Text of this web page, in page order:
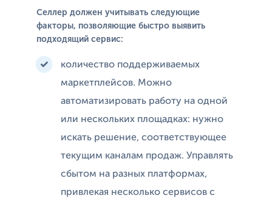
Селлер должен учитывать следующие
факторы, позволяющие быстро выявить
подходящий сервис:
количество поддерживаемых
маркетплейсов. Можно
автоматизировать работу на одной
или нескольких площадках: нужно
искать решение, соответствующее
текущим каналам продаж. Управлять
сбытом на разных платформах,
привлекая несколько сервисов с